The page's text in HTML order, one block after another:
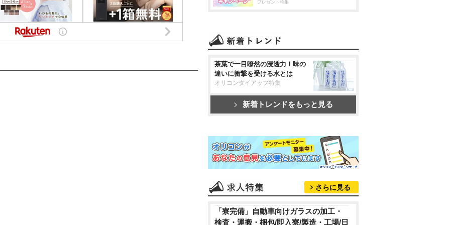
プレゼント特集
茶葉で一目瞭然の浸透力！味の
違いに衝撃を受ける水とは
オリコンタイアップ特集
新着トレンドをもっと見る
さらに見る
「寮完備」自動車向けガラスの加工・
検査・運搬・梱包/即入寮/製造・工場/日